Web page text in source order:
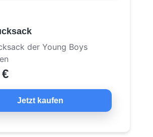
der Young Boys
Jetzt kaufen